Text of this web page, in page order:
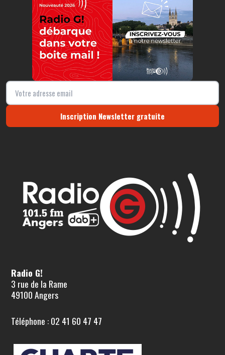
Inscription Newsletter gratuite
Radio G!
3 rue de la Rame
49100 Angers
Téléphone : 02 41 60 47 47